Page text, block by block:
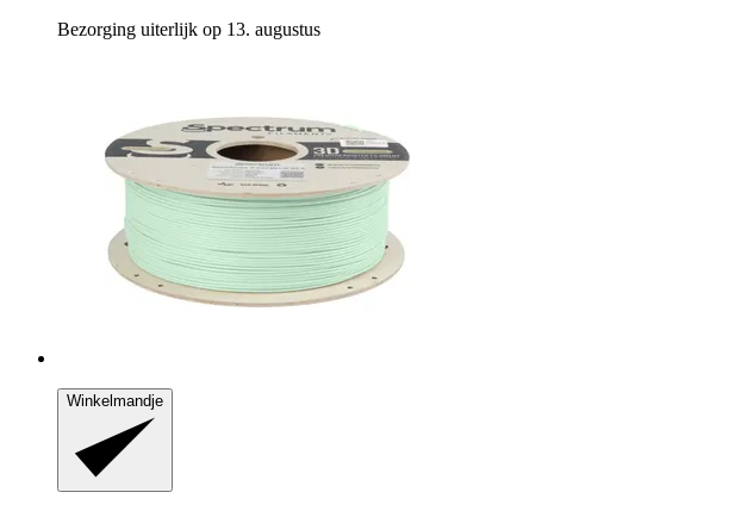
Bezorging uiterlijk op 13. augustus
Winkelmandje